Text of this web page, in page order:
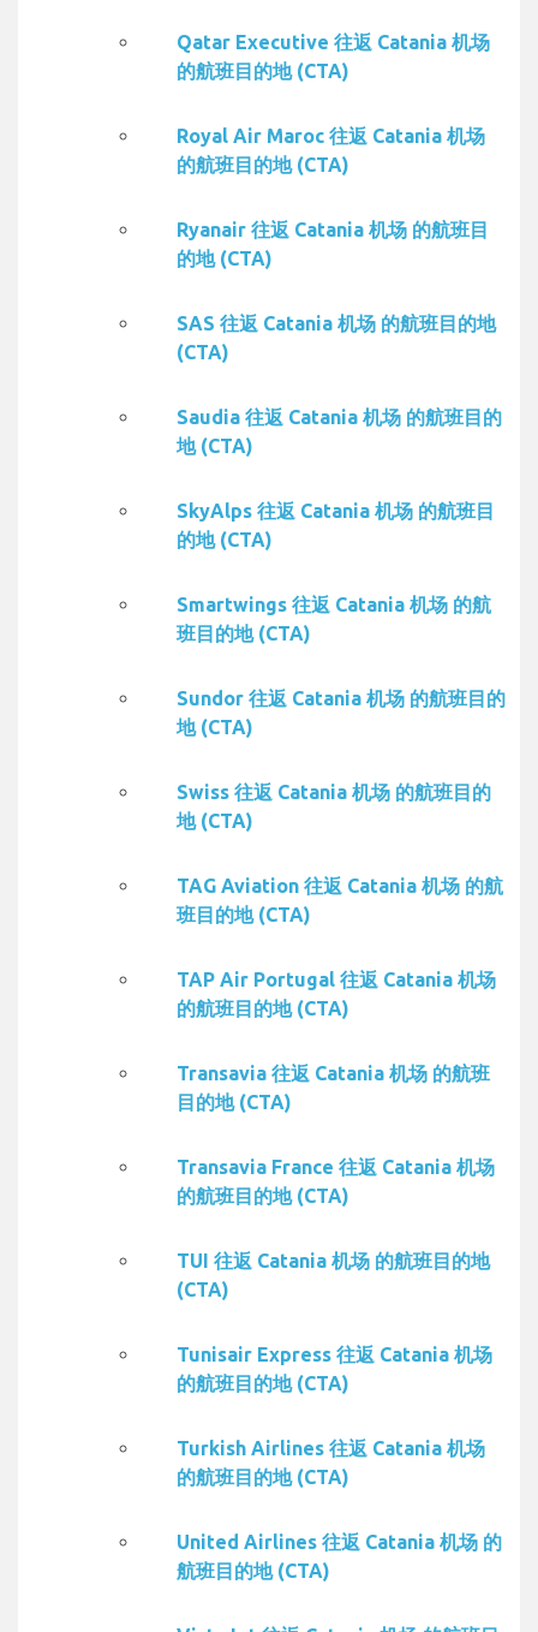
Qatar Executive 往返 Catania 机场
的航班目的地 (CTA)
Royal Air Maroc 往返 Catania 机场
的航班目的地 (CTA)
Ryanair 往返 Catania 机场 的航班目
的地 (CTA)
SAS 往返 Catania 机场 的航班目的地
(CTA)
Saudia 往返 Catania 机场 的航班目的
地 (CTA)
SkyAlps 往返 Catania 机场 的航班目
的地 (CTA)
Smartwings 往返 Catania 机场 的航
班目的地 (CTA)
Sundor 往返 Catania 机场 的航班目的
地 (CTA)
Swiss 往返 Catania 机场 的航班目的
地 (CTA)
TAG Aviation 往返 Catania 机场 的航
班目的地 (CTA)
TAP Air Portugal 往返 Catania 机场
的航班目的地 (CTA)
Transavia 往返 Catania 机场 的航班
目的地 (CTA)
Transavia France 往返 Catania 机场
的航班目的地 (CTA)
TUI 往返 Catania 机场 的航班目的地
(CTA)
Tunisair Express 往返 Catania 机场
的航班目的地 (CTA)
Turkish Airlines 往返 Catania 机场
的航班目的地 (CTA)
United Airlines 往返 Catania 机场 的
航班目的地 (CTA)